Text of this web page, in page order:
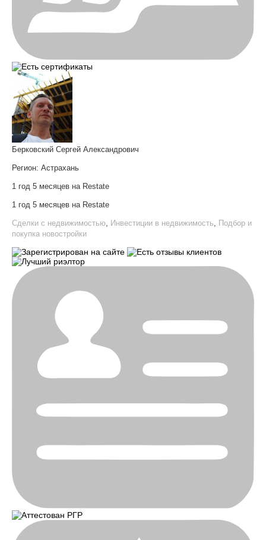
Берковский Сергей Александрович
Регион: Астрахань
1 год 5 месяцев на Restate
1 год 5 месяцев на Restate
Сделки с недвижимостью, Инвестиции в недвижимость, Подбор и
покупка новостройки